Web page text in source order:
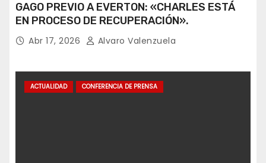
GAGO PREVIO A EVERTON: «CHARLES ESTÁ
EN PROCESO DE RECUPERACIÓN».
Abr 17, 2026 Alvaro Valenzuela
ACTUALIDAD CONFERENCIA DE PRENSA